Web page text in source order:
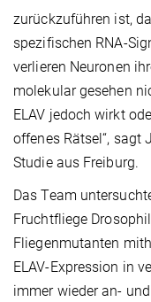
zurückzuführen ist,
spezifischen RNA-
verlieren Neuronen
molekular gesehen
ELAV jedoch wirkt
offenes Rätsel“, sagt
Studie aus Freiburg.
Das Team
Fruchtfliege
Fliegenmutanten
ELAV-Expression in
immer wieder an-